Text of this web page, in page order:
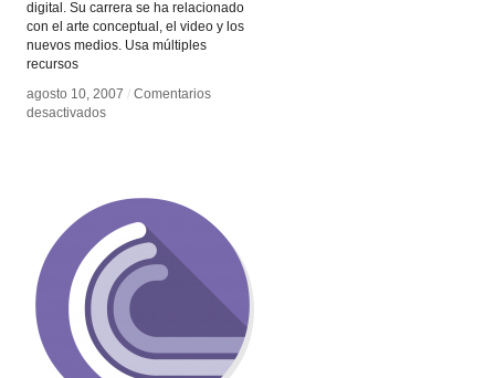
digital. Su carrera se ha relacionado
con el arte conceptual, el video y los
nuevos medios. Usa múltiples
recursos
agosto 10, 2007 / Comentarios
desactivadosen
agosto 10, 2007 / Comentarios
desactivadosen